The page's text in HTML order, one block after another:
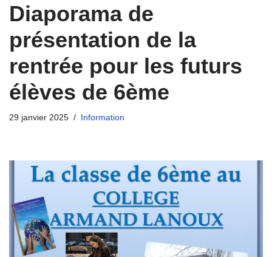
Diaporama de
présentation de la
rentrée pour les futurs
élèves de 6ème
29 janvier 2025 Information